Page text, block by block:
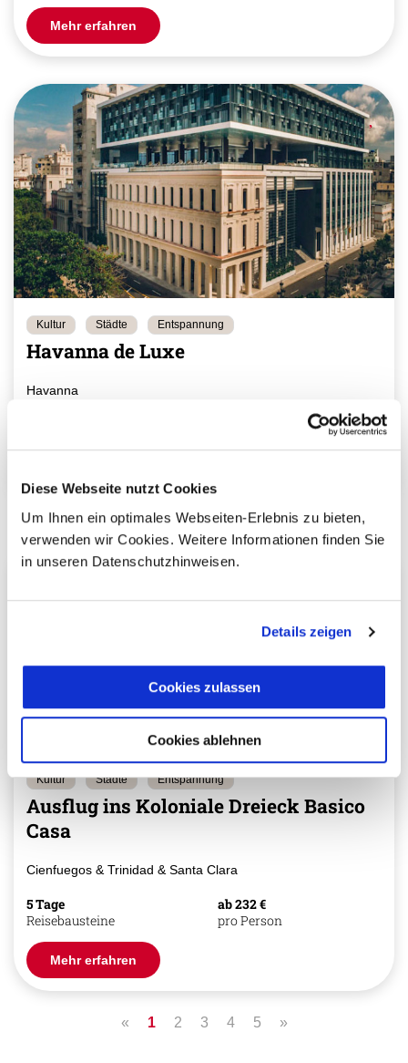
Diese Webseite nutzt Cookies
Um Ihnen ein optimales Webseiten-Erlebnis zu bieten,
verwenden wir Cookies. Weitere Informationen finden Sie
in unseren Datenschutzhinweisen.
Details zeigen
Cookies zulassen
Cookies ablehnen
Mehr erfahren
Kultur Städte Entspannung
Havanna de Luxe
Havanna
Mehr erfahren
Kultur Städte Entspannung
Ausflug ins Koloniale Dreieck Basico
Casa
Cienfuegos & Trinidad & Santa Clara
5 Tage
Reisebausteine
ab 232 €
pro Person
Mehr erfahren
« 1 2 3 4 5 »